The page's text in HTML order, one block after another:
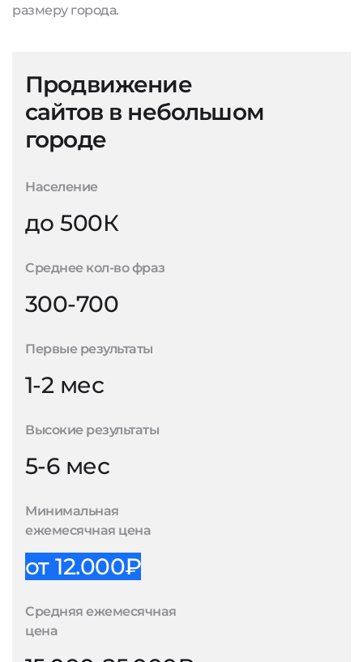
размеру города.
Продвижение
сайтов в небольшом
городе
Население
до 500К
Среднее кол-во фраз
300-700
Первые результаты
1-2 мес
Высокие результаты
5-6 мес
Минимальная
ежемесячная цена
от 12.000₽
Средняя ежемесячная
цена